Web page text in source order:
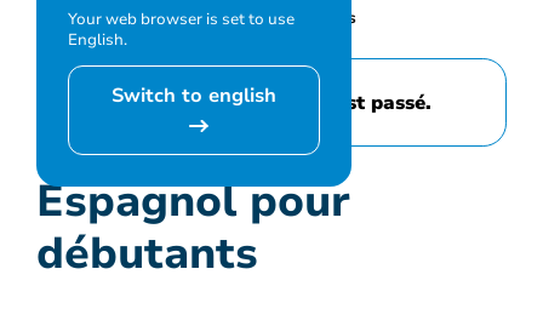
Your web browser is set to use
English.
Switch to english
et activités
Espagnol pour débutants
Cet événement est passé.
Espagnol pour
débutants